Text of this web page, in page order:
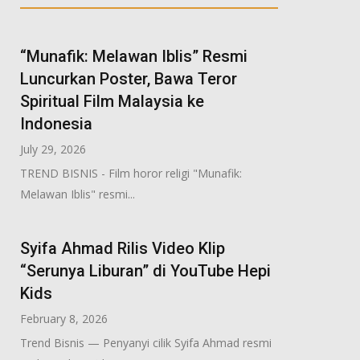
“Munafik: Melawan Iblis” Resmi
Luncurkan Poster, Bawa Teror
Spiritual Film Malaysia ke
Indonesia
July 29, 2026
TREND BISNIS - Film horor religi "Munafik:
Melawan Iblis" resmi...
Syifa Ahmad Rilis Video Klip
“Serunya Liburan” di YouTube Hepi
Kids
February 8, 2026
Trend Bisnis — Penyanyi cilik Syifa Ahmad resmi